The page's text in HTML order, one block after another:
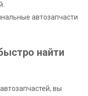
автозапчасти
найти
вы